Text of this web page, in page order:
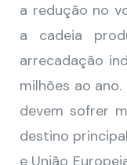
a redução no
a cadeia
arrecadação
milhões ao
devem sofrer
destino
e União